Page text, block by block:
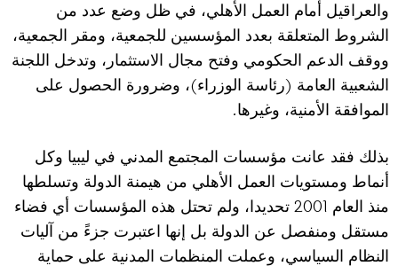
والعراقيل أمام العمل الأهلي، في ظل وضع عدد من
الشروط المتعلقة بعدد المؤسسين للجمعية، ومقر الجمعية،
ووقف الدعم الحكومي وفتح مجال الاستثمار، وتدخل اللجنة
الشعبية العامة (رئاسة الوزراء)، وضرورة الحصول على
الموافقة الأمنية، وغيرها.
بذلك فقد عانت مؤسسات المجتمع المدني في ليبيا وكل
أنماط ومستويات العمل الأهلي من هيمنة الدولة وتسلطها
منذ العام 2001 تحديدا، ولم تحتل هذه المؤسسات أي فضاء
مستقل ومنفصل عن الدولة بل إنها اعتبرت جزءً من آليات
النظام السياسي، وعملت المنظمات المدنية على حماية